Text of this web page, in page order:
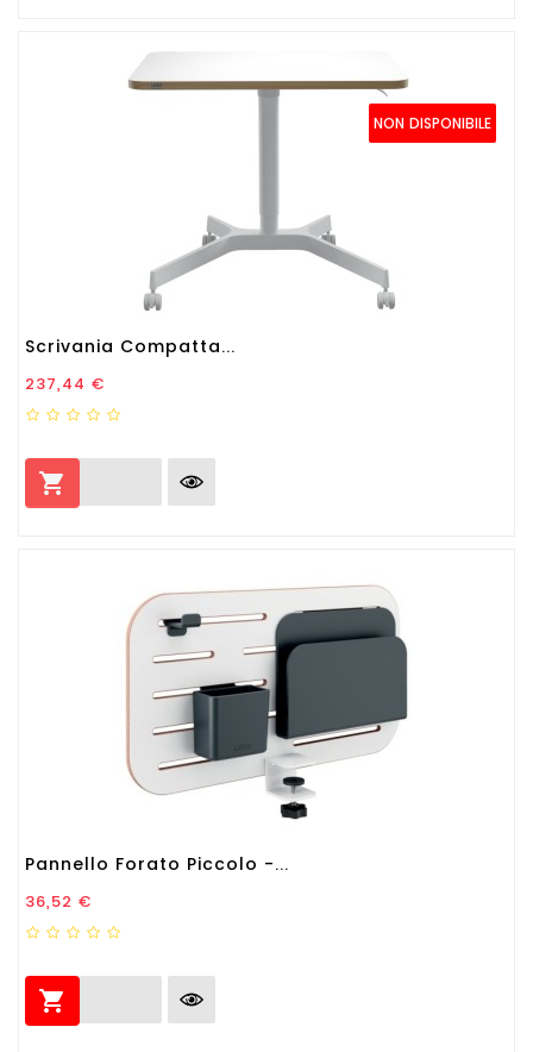
NON DISPONIBILE
Scrivania Compatta...
Prezzo
237,44 €

Pannello Forato Piccolo -...
Prezzo
36,52 €
